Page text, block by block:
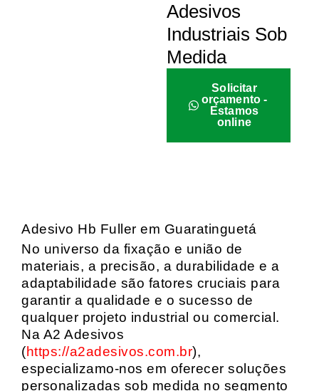
Adesivos
Industriais Sob
Medida
Solicitar
orçamento -
Estamos
online
Adesivo Hb Fuller em Guaratinguetá
No universo da fixação e união de
materiais, a precisão, a durabilidade e a
adaptabilidade são fatores cruciais para
garantir a qualidade e o sucesso de
qualquer projeto industrial ou comercial.
Na A2 Adesivos
(https://a2adesivos.com.br),
especializamo-nos em oferecer soluções
personalizadas sob medida no segmento